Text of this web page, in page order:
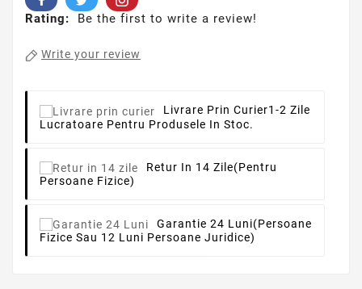
Rating: Be the first to write a review!
Write your review
Livrare Prin Curier1-2 Zile
Lucratoare Pentru Produsele In Stoc.
Retur In 14 Zile(pentru
Persoane Fizice)
Garantie 24 Luni(persoane
Fizice Sau 12 Luni Persoane Juridice)